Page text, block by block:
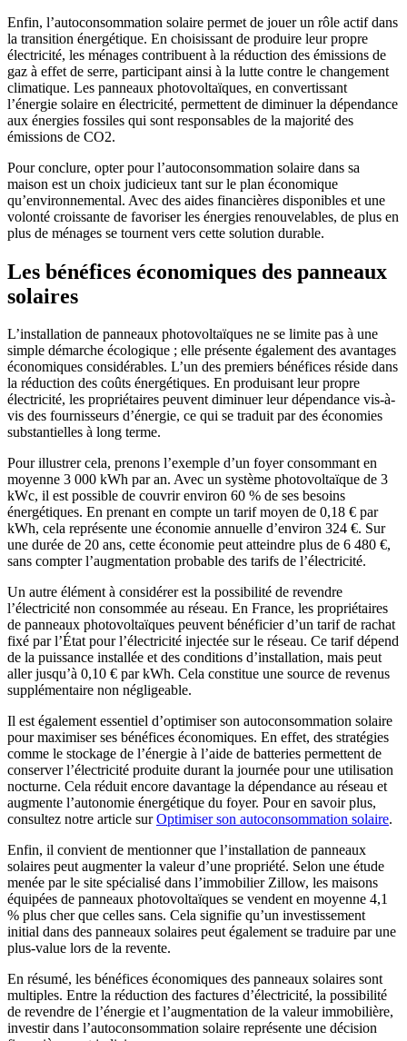
Enfin, l’autoconsommation solaire permet de jouer un rôle actif dans
la transition énergétique. En choisissant de produire leur propre
électricité, les ménages contribuent à la réduction des émissions de
gaz à effet de serre, participant ainsi à la lutte contre le changement
climatique. Les panneaux photovoltaïques, en convertissant
l’énergie solaire en électricité, permettent de diminuer la dépendance
aux énergies fossiles qui sont responsables de la majorité des
émissions de CO2.
Pour conclure, opter pour l’autoconsommation solaire dans sa
maison est un choix judicieux tant sur le plan économique
qu’environnemental. Avec des aides financières disponibles et une
volonté croissante de favoriser les énergies renouvelables, de plus en
plus de ménages se tournent vers cette solution durable.
Les bénéfices économiques des panneaux
solaires
L’installation de panneaux photovoltaïques ne se limite pas à une
simple démarche écologique ; elle présente également des avantages
économiques considérables. L’un des premiers bénéfices réside dans
la réduction des coûts énergétiques. En produisant leur propre
électricité, les propriétaires peuvent diminuer leur dépendance vis-à-
vis des fournisseurs d’énergie, ce qui se traduit par des économies
substantielles à long terme.
Pour illustrer cela, prenons l’exemple d’un foyer consommant en
moyenne 3 000 kWh par an. Avec un système photovoltaïque de 3
kWc, il est possible de couvrir environ 60 % de ses besoins
énergétiques. En prenant en compte un tarif moyen de 0,18 € par
kWh, cela représente une économie annuelle d’environ 324 €. Sur
une durée de 20 ans, cette économie peut atteindre plus de 6 480 €,
sans compter l’augmentation probable des tarifs de l’électricité.
Un autre élément à considérer est la possibilité de revendre
l’électricité non consommée au réseau. En France, les propriétaires
de panneaux photovoltaïques peuvent bénéficier d’un tarif de rachat
fixé par l’État pour l’électricité injectée sur le réseau. Ce tarif dépend
de la puissance installée et des conditions d’installation, mais peut
aller jusqu’à 0,10 € par kWh. Cela constitue une source de revenus
supplémentaire non négligeable.
Il est également essentiel d’optimiser son autoconsommation solaire
pour maximiser ses bénéfices économiques. En effet, des stratégies
comme le stockage de l’énergie à l’aide de batteries permettent de
conserver l’électricité produite durant la journée pour une utilisation
nocturne. Cela réduit encore davantage la dépendance au réseau et
augmente l’autonomie énergétique du foyer. Pour en savoir plus,
consultez notre article surOptimiser son autoconsommation solaire.
Enfin, il convient de mentionner que l’installation de panneaux
solaires peut augmenter la valeur d’une propriété. Selon une étude
menée par le site spécialisé dans l’immobilier Zillow, les maisons
équipées de panneaux photovoltaïques se vendent en moyenne 4,1
% plus cher que celles sans. Cela signifie qu’un investissement
initial dans des panneaux solaires peut également se traduire par une
plus-value lors de la revente.
En résumé, les bénéfices économiques des panneaux solaires sont
multiples. Entre la réduction des factures d’électricité, la possibilité
de revendre de l’énergie et l’augmentation de la valeur immobilière,
investir dans l’autoconsommation solaire représente une décision